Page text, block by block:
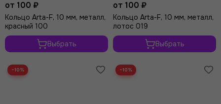
от 100 ₽
Кольцо Arta-F, 10 мм, металл,
красный 100
Выбрать
от 100 ₽
Кольцо Arta-F, 10 мм, металл,
лотос 019
Выбрать
−10% −10%